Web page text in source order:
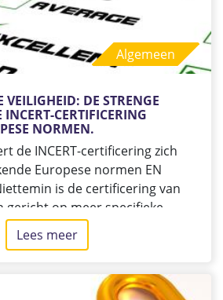
VEILIGHEID: DE STRENGE
CERTIFICERING
NORMEN.
de INCERT-certificering zich
Europese normen EN
is de certificering van
gericht op meer specifieke
die gemeenschappelijk zijn
evenals aanvullende eisen per
Algemeen
Lees meer
Gecertificeerde
veiligheid: